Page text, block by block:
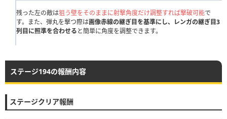
残った左の敵は狙う壁をそのままに射撃角度だけ調整すれば撃破可能で
す。また、弾丸を撃つ際は画像赤線の継ぎ目を基準にし、レンガの継ぎ目3
列目に照準を合わせると簡単に角度を調整できます。
ステージ194の報酬内容
ステージクリア報酬